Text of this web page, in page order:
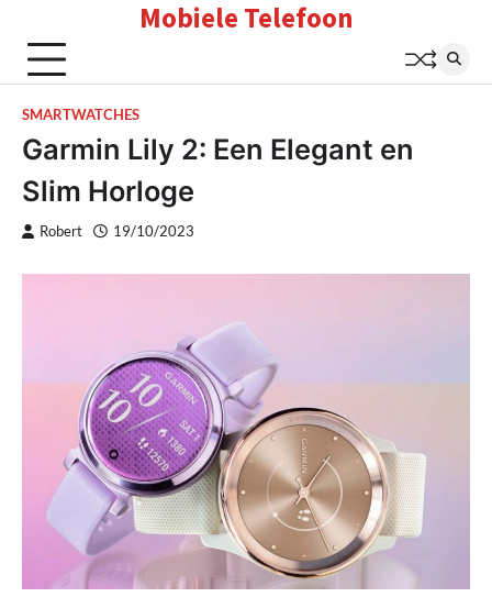
content
Mobiele Telefoon
SMARTWATCHES
Garmin Lily 2: Een Elegant en
Slim Horloge
Robert 19/10/2023